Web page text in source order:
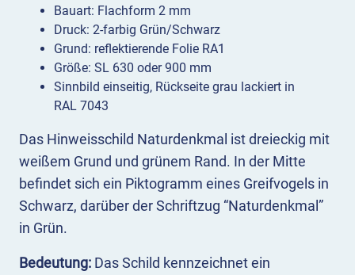
Das Hinweisschild Naturdenkmal ist dreieckig mit
weißem Grund und grünem Rand. In der Mitte
befindet sich ein Piktogramm eines Greifvogels in
Schwarz, darüber der Schriftzug “Naturdenkmal”
in Grün.
Bedeutung: Das Schild kennzeichnet ein
Bauart: Flachform 2 mm
Druck: 2-farbig Grün/Schwarz
Grund: reflektierende Folie RA1
Größe: SL 630 oder 900 mm
Sinnbild einseitig, Rückseite grau lackiert in
RAL 7043